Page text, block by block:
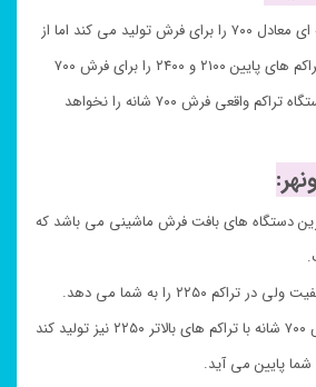
دستگاه تکسیما دقیقا شانه ای معادل ۷۰۰ را برای فرش تولید می کند اما از
نظر تراکم فقط می تواند تراکم های پایین ۲۱۰۰ و ۲۴۰۰ را برای فرش ۷۰۰
انجام دهد. بنابراین این دستگاه تراکم واقعی فرش ۷۰۰ شانه را نخواهد
دستگاه های بافت فرش ماشینی می باشد که
این دستگاه می تواند فرش ۷۰۰ شانه با تراکم های بالاتر ۲۲۵۰ نیز تولید کند
پایین می آید.